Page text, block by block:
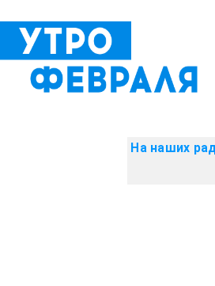
На наших